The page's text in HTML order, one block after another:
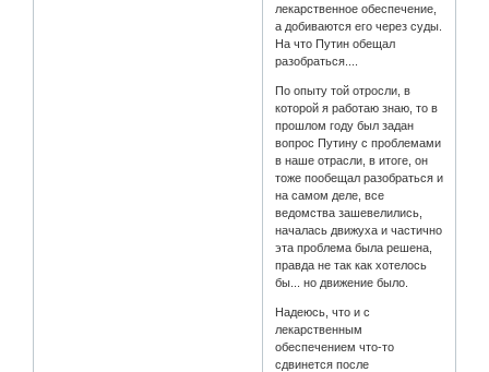
лекарственное обеспечение,
а добиваются его через суды.
На что Путин обещал
разобраться....
По опыту той отросли, в
которой я работаю знаю, то в
прошлом году был задан
вопрос Путину с проблемами
в наше отрасли, в итоге, он
тоже пообещал разобраться и
на самом деле, все
ведомства зашевелились,
началась движуха и частично
эта проблема была решена,
правда не так как хотелось
бы... но движение было.
Надеюсь, что и с
лекарственным
обеспечением что-то
сдвинется после